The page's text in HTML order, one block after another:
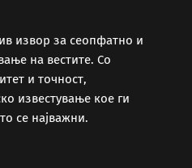
извор за сеопфатно и
на вестите. Со
и точност,
известување кое ги
се најважни.